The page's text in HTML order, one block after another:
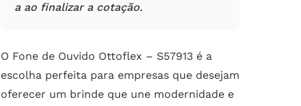
a ao finalizar a cotação.
O Fone de Ouvido Ottoflex – S57913 é a
escolha perfeita para empresas que desejam
oferecer um brinde que une modernidade e